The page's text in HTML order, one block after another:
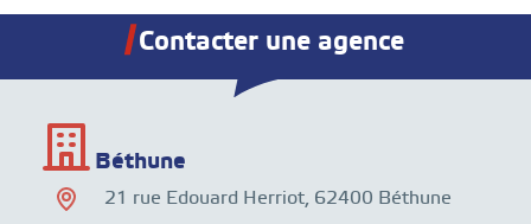
Contacter une agence
Béthune
21 rue Edouard Herriot, 62400 Béthune